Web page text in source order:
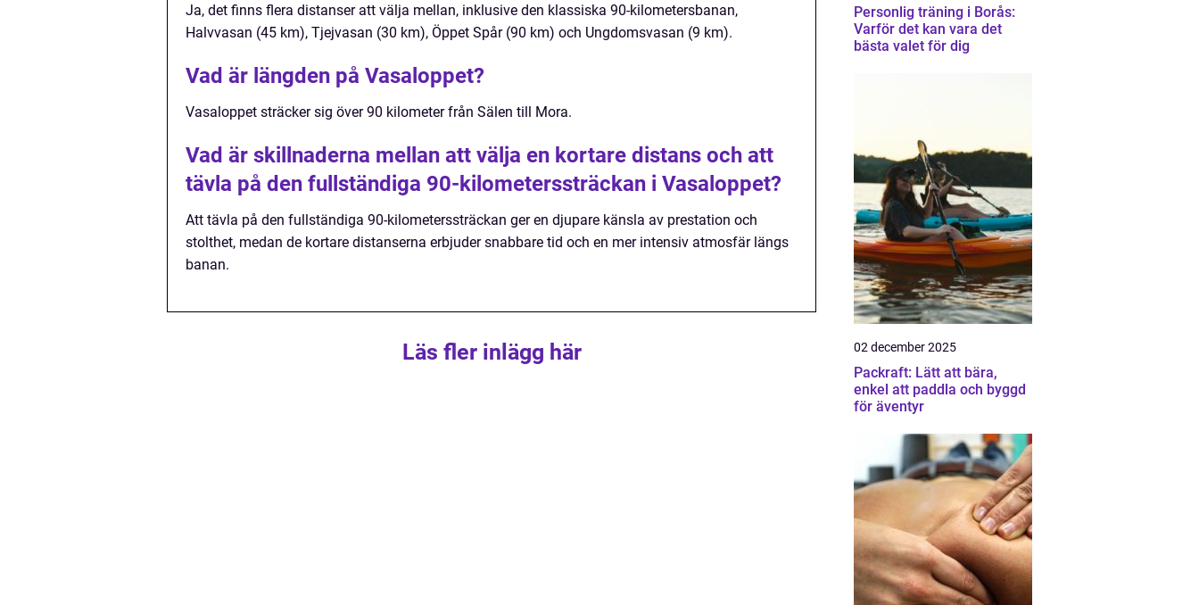
Ja, det finns flera distanser att välja mellan, inklusive den klassiska 90-kilometersbanan,
Halvvasan (45 km), Tjejvasan (30 km), Öppet Spår (90 km) och Ungdomsvasan (9 km).
Vad är längden på Vasaloppet?
Vasaloppet sträcker sig över 90 kilometer från Sälen till Mora.
Vad är skillnaderna mellan att välja en kortare distans och att
tävla på den fullständiga 90-kilometerssträckan i Vasaloppet?
Att tävla på den fullständiga 90-kilometerssträckan ger en djupare känsla av prestation och
stolthet, medan de kortare distanserna erbjuder snabbare tid och en mer intensiv atmosfär längs
banan.
Läs fler inlägg här
Personlig träning i Borås:
Varför det kan vara det
bästa valet för dig
02 december 2025
Packraft: Lätt att bära,
enkel att paddla och byggd
för äventyr